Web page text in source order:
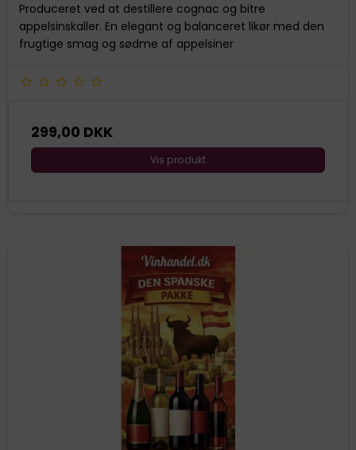
Produceret ved at destillere cognac og bitre
appelsinskaller. En elegant og balanceret likør med den
frugtige smag og sødme af appelsiner
299,00 DKK
Vis produkt